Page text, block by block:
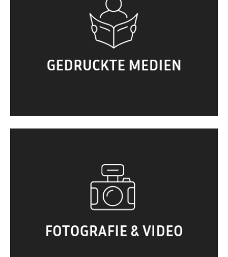
GEDRUCKTE MEDIEN
Visitenkarten. Briefpapier. Flyer. Plakate.
Broschüre. Kataloge. Stempel. …
FOTOGRAFIE & VIDEO
Porträt. Produktfotografie.
Businessshooting. Hochzeitsfotografie.
Animation. Motion Design. Filmproduktion.